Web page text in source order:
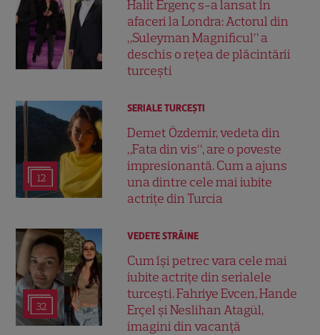
Halit Ergenç s-a lansat în
afaceri la Londra: Actorul din
„Suleyman Magnificul” a
deschis o rețea de plăcintării
turcești
12
SERIALE TURCEŞTI
Demet Özdemir, vedeta din
„Fata din vis”, are o poveste
impresionantă. Cum a ajuns
una dintre cele mai iubite
actrițe din Turcia
32
VEDETE STRĂINE
Cum își petrec vara cele mai
iubite actrițe din serialele
turcești. Fahriye Evcen, Hande
Erçel și Neslihan Atagül,
imagini din vacanță